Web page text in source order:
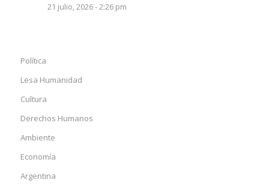
21 julio, 2026 - 2:26 pm
Política
Lesa Humanidad
Cultura
Derechos Humanos
Ambiente
Economía
Argentina